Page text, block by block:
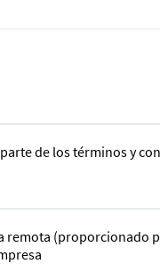
de los términos y
remota (proporcionado